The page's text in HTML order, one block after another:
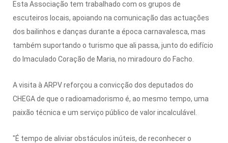
Esta Associação tem trabalhado com os grupos de
escuteiros locais, apoiando na comunicação das actuações
dos bailinhos e danças durante a época carnavalesca, mas
também suportando o turismo que ali passa, junto do edifício
do Imaculado Coração de Maria, no miradouro do Facho.
A visita à ARPV reforçou a convicção dos deputados do
CHEGA de que o radioamadorismo é, ao mesmo tempo, uma
paixão técnica e um serviço público de valor incalculável.
"É tempo de aliviar obstáculos inúteis, de reconhecer o